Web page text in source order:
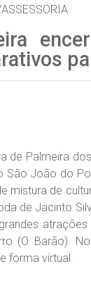
de Palmeira
São João do
mistura de
de Jacinto
atrações
(O Barão).
forma virtual.